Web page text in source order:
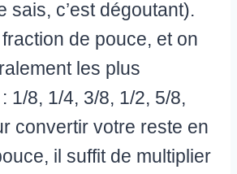
sais, c’est dégoutant).
de pouce, et on
les plus
1/8, 1/4, 3/8, 1/2, 5/8,
convertir votre reste en
il suffit de multiplier